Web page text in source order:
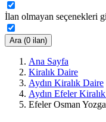
İlan olmayan seçenekleri
Ara (0 ilan)
Ana Sayfa
Kiralık Daire
Aydın Kiralık Daire
Aydın Efeler
Efeler Osman